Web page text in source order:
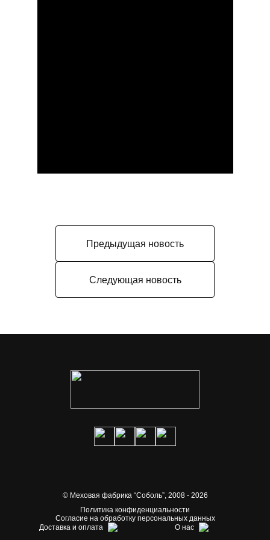
Предыдущая новость
Следующая новость
© Меховая фабрика “Соболь”,2008 - 2026
Политика конфиденциальности
Согласие на обработку персональных данных
Доставка и оплата
О нас